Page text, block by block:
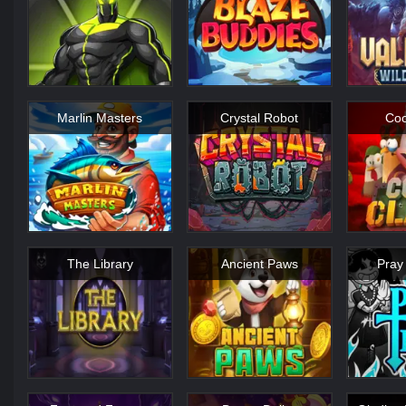
Marlin Masters Crystal Robot
The Library Ancient Paws